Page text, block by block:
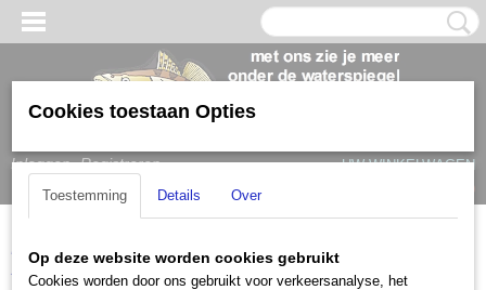
Inloggen Registreren
UW WINKELWAGEN
(0)
Home > Humminbird Accessoires >
Humminbird XNT 9 DB 74 T
XD Transducer
Cookies toestaan Opties
Toestemming Details Over
Op deze website worden cookies gebruikt
Cookies worden door ons gebruikt voor verkeersanalyse, het